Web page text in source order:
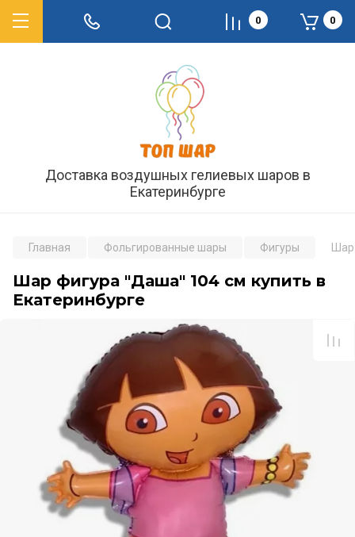
Доставка воздушных гелиевых шаров в
Екатеринбурге
0 0
Главная Фольгированные шары Фигуры
Шар фигура "Даша" 104 см купить в
Екатеринбурге